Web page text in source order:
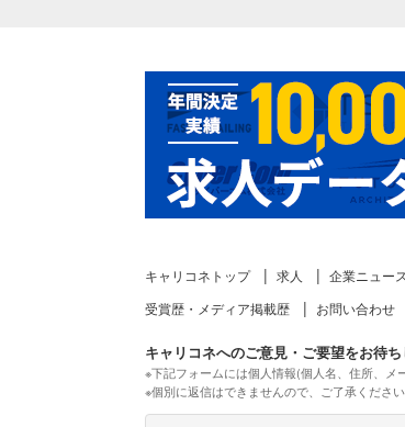
キャリコネトップ 求人 企業ニュース
受賞歴・メディア掲載歴
お問い合わせ
キャリコネへのご意見・ご要望をお待ち
※下記フォームには個人情報(個人名、住所、メ
※個別に返信はできませんので、ご了承ください